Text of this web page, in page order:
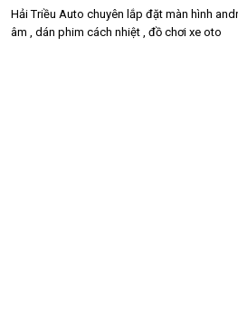
Hải Triều Auto chuyên lắp đặt màn hình
âm , dán phim cách nhiệt , đồ chơi xe oto